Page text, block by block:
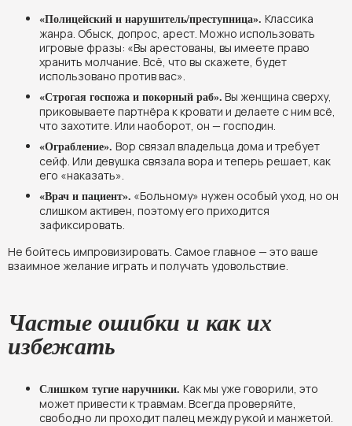
«Полицейский и нарушитель/преступница». Классика
жанра. Обыск, допрос, арест. Можно использовать
игровые фразы: «Вы арестованы, вы имеете право
хранить молчание. Всё, что вы скажете, будет
использовано против вас».
«Строгая госпожа и покорный раб». Вы женщина сверху,
приковываете партнёра к кровати и делаете с ним всё,
что захотите. Или наоборот, он — господин.
«Ограбление». Вор связал владельца дома и требует
сейф. Или девушка связала вора и теперь решает, как
его «наказать».
«Врач и пациент». «Больному» нужен особый уход, но он
слишком активен, поэтому его приходится
зафиксировать.
Не бойтесь импровизировать. Самое главное — это ваше
взаимное желание играть и получать удовольствие.
Частые ошибки и как их
избежать
Слишком тугие наручники. Как мы уже говорили, это
может привести к травмам. Всегда проверяйте,
свободно ли проходит палец между рукой и манжетой.